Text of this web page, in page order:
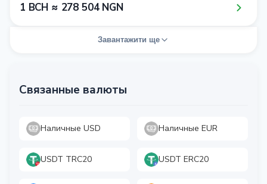
1​ BCH ≈ 2​7​8​ 5​0​4​ NGN
Завантажити ще
Связанные валюты
Наличные USD Наличные EUR
USDT TRC20 USDT ERC20